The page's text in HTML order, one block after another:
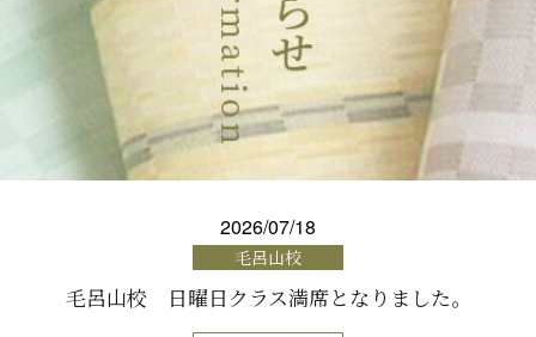
2026/07/18
毛呂山校
毛呂山校 日曜日クラス満席となりました。